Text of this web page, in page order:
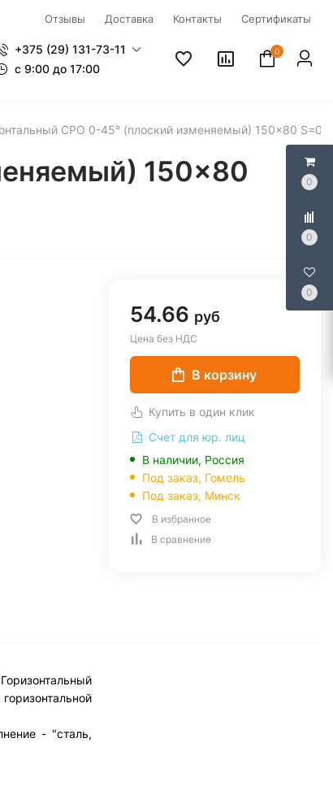
0
0
0
Отзывы Доставка Контакты Сертификаты
+375 (29) 131-73-11
c 9:00 до 17:00
0
CPO 0-45° (плоский изменяемый) 150x80
150x80
54.66 руб
Цена без НДС
В корзину
Купить в один клик
Счет для юр. лиц
В наличии, Россия
Под заказ, Гомель
Под заказ, Минск
В избранное
В сравнение
- "сталь,